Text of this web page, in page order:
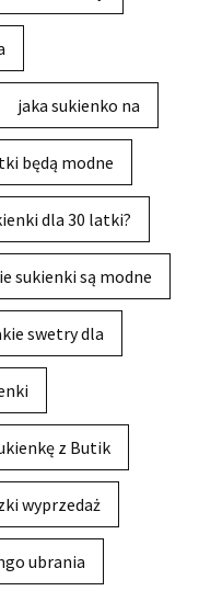
jaka sukienko na
będą modne
dla 30 latki?
sukienki są modne
swetry dla
z Butik
wyprzedaż
ubrania